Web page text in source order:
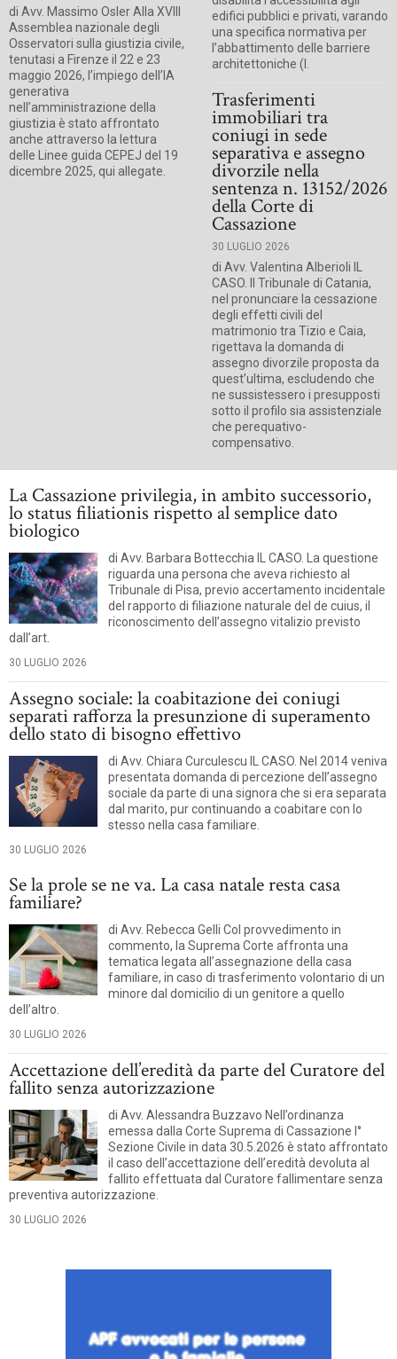
di Avv. Massimo Osler Alla XVIII
Assemblea nazionale degli
Osservatori sulla giustizia civile,
tenutasi a Firenze il 22 e 23
maggio 2026, l’impiego dell’IA
generativa
nell’amministrazione della
giustizia è stato affrontato
anche attraverso la lettura
delle Linee guida CEPEJ del 19
dicembre 2025, qui allegate.
edifici pubblici e privati, varando
una specifica normativa per
l’abbattimento delle barriere
architettoniche (l.
Trasferimenti
immobiliari tra
coniugi in sede
separativa e assegno
divorzile nella
sentenza n. 13152/2026
della Corte di
Cassazione
30 LUGLIO 2026
di Avv. Valentina Alberioli IL
CASO. Il Tribunale di Catania,
nel pronunciare la cessazione
degli effetti civili del
matrimonio tra Tizio e Caia,
rigettava la domanda di
assegno divorzile proposta da
quest’ultima, escludendo che
ne sussistessero i presupposti
sotto il profilo sia assistenziale
che perequativo-
compensativo.
La Cassazione privilegia, in ambito successorio,
lo status filiationis rispetto al semplice dato
biologico
di Avv. Barbara Bottecchia IL CASO. La questione
riguarda una persona che aveva richiesto al
Tribunale di Pisa, previo accertamento incidentale
del rapporto di filiazione naturale del de cuius, il
riconoscimento dell’assegno vitalizio previsto
dall’art.
30 LUGLIO 2026
Assegno sociale: la coabitazione dei coniugi
separati rafforza la presunzione di superamento
dello stato di bisogno effettivo
di Avv. Chiara Curculescu IL CASO. Nel 2014 veniva
presentata domanda di percezione dell’assegno
sociale da parte di una signora che si era separata
dal marito, pur continuando a coabitare con lo
stesso nella casa familiare.
30 LUGLIO 2026
Se la prole se ne va. La casa natale resta casa
familiare?
di Avv. Rebecca Gelli Col provvedimento in
commento, la Suprema Corte affronta una
tematica legata all’assegnazione della casa
familiare, in caso di trasferimento volontario di un
minore dal domicilio di un genitore a quello
dell’altro.
30 LUGLIO 2026
Accettazione dell’eredità da parte del Curatore del
fallito senza autorizzazione
di Avv. Alessandra Buzzavo Nell’ordinanza
emessa dalla Corte Suprema di Cassazione I°
Sezione Civile in data 30.5.2026 è stato affrontato
il caso dell’accettazione dell’eredità devoluta al
fallito effettuata dal Curatore fallimentare senza
preventiva autorizzazione.
30 LUGLIO 2026